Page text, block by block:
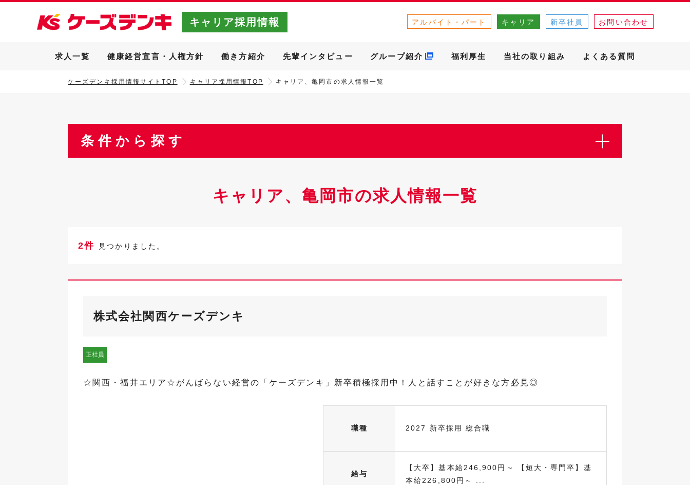
キャリア採用情報 アルバイト・パート キャリア 新卒社員 お問い合わせ
求人一覧 健康経営宣言・人権方針 働き方紹介 先輩インタビュー グループ紹介 福利厚生 当社の取り組み よくある質問
ケーズデンキ採用情報サイトTOP キャリア採用情報TOP キャリア、亀岡市の求人情報一覧
条件から探す
キャリア、亀岡市の求人情報一覧
2件 見つかりました。
株式会社関西ケーズデンキ
正社員
☆関西・福井エリア☆がんばらない経営の「ケーズデンキ」新卒積極採用中！人と話すことが好きな方必見◎
職種 2027 新卒採用 総合職
給与
【大卒】基本給246,900円～ 【短大・専門卒】基
本給226,800円～ ...